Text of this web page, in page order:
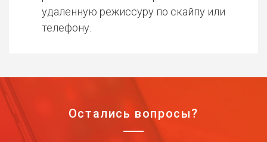
удаленную режиссуру по скайпу или
телефону.
Остались вопросы?